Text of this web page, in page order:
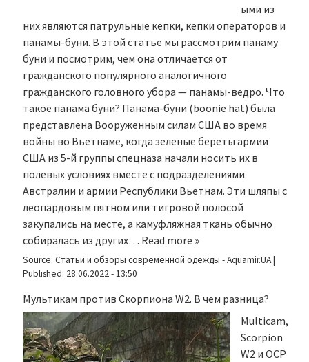
ыми из
них являются патрульные кепки, кепки операторов и
панамы-буни. В этой статье мы рассмотрим панаму
буни и посмотрим, чем она отличается от
гражданского популярного аналогичного
гражданского головного убора — панамы-ведро. Что
такое панама буни? Панама-буни (boonie hat) была
представлена Вооруженным силам США во время
войны во Вьетнаме, когда зеленые береты армии
США из 5-й группы спецназа начали носить их в
полевых условиях вместе с подразделениями
Австралии и армии Республики Вьетнам. Эти шляпы с
леопардовым пятном или тигровой полосой
закупались на месте, а камуфляжная ткань обычно
собиралась из других… Read more »
Source: Статьи и обзоры современной одежды - Aquamir.UA|
Published: 28.06.2022 - 13:50
Мультикам против Скорпиона W2. В чем разница?
Multicam,
Scorpion
W2 и OCP